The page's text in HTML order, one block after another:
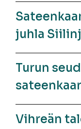
juhla
Turun
Vihreän